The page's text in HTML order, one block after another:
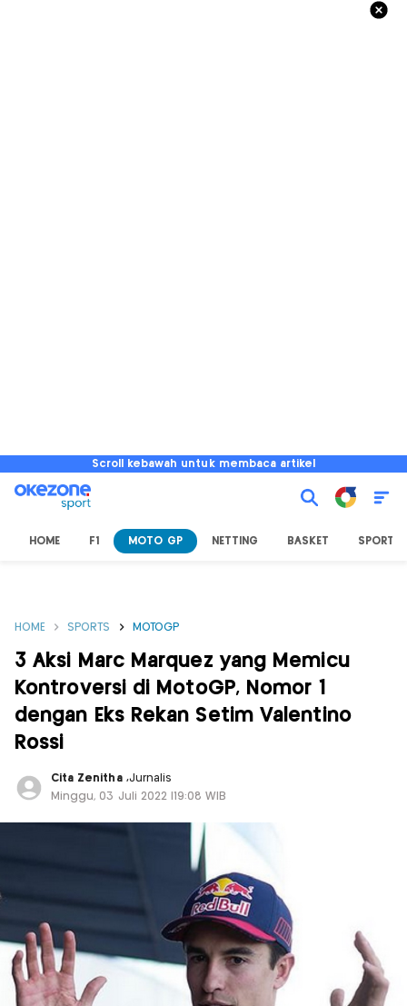
Scroll kebawah untuk membaca artikel
HOME F1 MOTO GP NETTING BASKET SPORT
HOME SPORTS MOTOGP
3 Aksi Marc Marquez yang Memicu
Kontroversi di MotoGP, Nomor 1
dengan Eks Rekan Setim Valentino
Rossi
Cita Zenitha ,Jurnalis
Minggu, 03 Juli 2022 |19:08 WIB